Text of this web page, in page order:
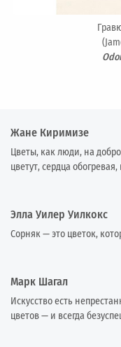
Жане Киримизе
Цветы, как люди, на
цветут, сердца
Элла Уилер Уилкокс
Сорняк — это цветок,
Марк Шагал
Искусство есть
цветов — и всегда